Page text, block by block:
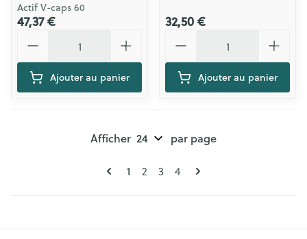
Actif V-caps 60
47,37 €
Ajouter au panier
32,50 €
Ajouter au panier
Pages
Vous lisez actuellement la page
1 Page
2 Page
3 Page
4
Afficher par page